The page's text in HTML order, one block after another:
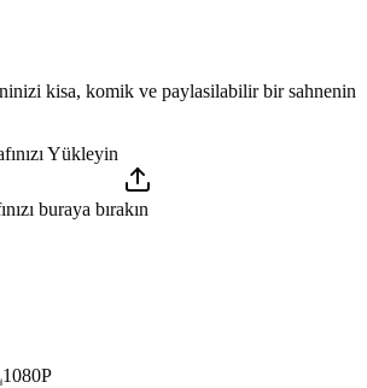
kisa, komik ve paylasilabilir bir sahnenin
Yükleyin
buraya bırakın
1080P